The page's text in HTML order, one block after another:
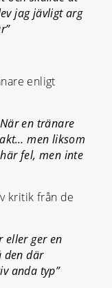
jag jävligt arg
enligt
en tränare
men liksom
fel, men inte
kritik från de
eller ger en
den där
anda typ”